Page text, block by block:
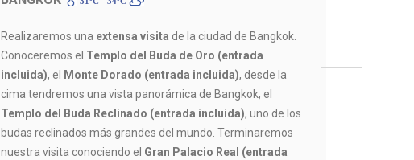
Realizaremos una extensa visita de la ciudad de Bangkok.
Conoceremos el Templo del Buda de Oro (entrada
incluida), el Monte Dorado (entrada incluida), desde la
cima tendremos una vista panorámica de Bangkok, el
Templo del Buda Reclinado (entrada incluida), uno de los
budas reclinados más grandes del mundo. Terminaremos
nuestra visita conociendo el Gran Palacio Real (entrada